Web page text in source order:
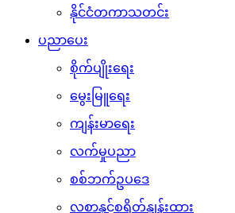
နိုင်ငံတကာသတင်း
ပညာပေး
စိုက်ပျိုးရေး
မွေးမြူရေး
ကျန်းမာရေး
လက်မှုပညာ
စစ်ဘက်ဥပဒေ
လစာနှင့်စရိတ်နှုန်းထား